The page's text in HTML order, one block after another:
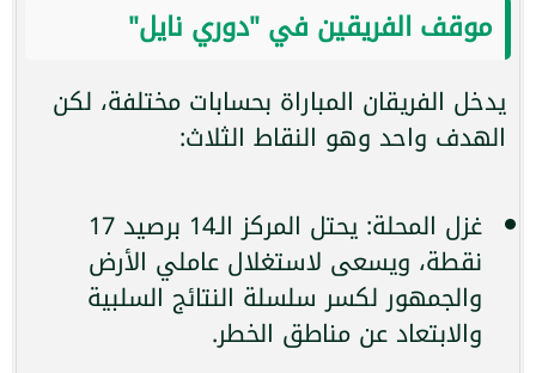
موقف الفريقين في "دوري نايل"
يدخل الفريقان المباراة بحسابات مختلفة، لكن
الهدف واحد وهو النقاط الثلاث:
غزل المحلة: يحتل المركز الـ14 برصيد 17
نقطة، ويسعى لاستغلال عاملي الأرض
والجمهور لكسر سلسلة النتائج السلبية
والابتعاد عن مناطق الخطر.